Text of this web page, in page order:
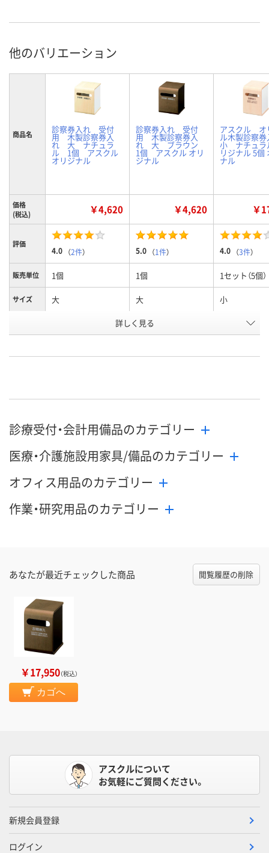
他のバリエーション
商品名 診察券入れ 受付
用 木製診察券入
れ 大 ナチュラ
ル 1個 アスクル
オリジナル
診察券入れ 受付
用 木製診察券入
れ 大 ブラウン
1個 アスクル オリ
ジナル
アスクル オ
ル木製診察
小 ナチュラ
リジナル 5個
ナル
価格
(税込)
￥4,620 ￥4,620 ￥
評価
4.0 （2件） 5.0 （1件） 4.0 （3件）
販売単位 1個 1個 1セット（5個）
サイズ 大 大 小
ブラウン ナチュラル
号
お届け日 8月11日（火） 8月11日（火） 8月11日（火）
数量
カゴへ
数量
カゴへ
詳しく見る
診療受付・会計用備品のカテゴリー
医療・介護施設用家具/備品のカテゴリー
オフィス用品のカテゴリー
作業・研究用品のカテゴリー
あなたが最近チェックした商品 閲覧履歴の削除
￥17,950（税込）
カゴへ
アスクルについて
お気軽にご質問ください。
新規会員登録
ログイン